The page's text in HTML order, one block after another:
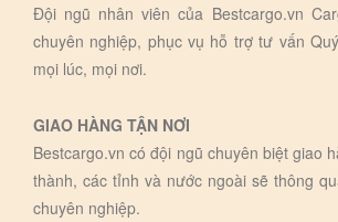
Đội ngũ nhân viên của Bestcargo.vn
chuyên nghiệp, phục vụ hỗ trợ tư vấn
mọi lúc, mọi nơi.
GIAO HÀNG TẬN NƠI
Bestcargo.vn có đội ngũ chuyên biệt giao
thành, các tỉnh và nước ngoài sẽ thông
chuyên nghiệp.